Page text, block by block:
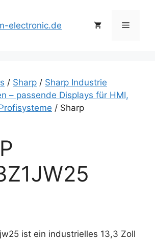
Menü
/ Sharp / Sharp Industrie
– passende Displays für HMI,
/ Sharp
ist ein industrielles 13,3 Zoll